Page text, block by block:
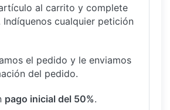
al carrito y complete
Indíquenos cualquier petición
el pedido y le enviamos
del pedido.
pago inicial del 50%.